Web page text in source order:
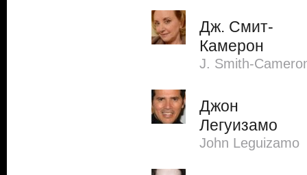
Дж. Смит-
Камерон
J. Smith-
Джон
Легуизамо
John Leguizamo